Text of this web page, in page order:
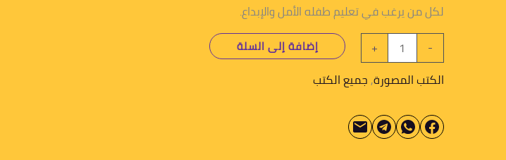
لكل من يرغب في تعليم طفله الأمل والإبداع.
-
+ إضافة إلى السلة
الكتب المصورة,جميع الكتب